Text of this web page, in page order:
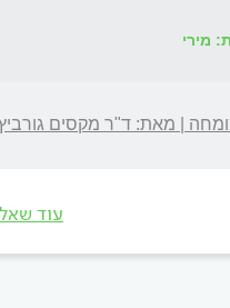
| מאת: ד"ר מקסים
עוד